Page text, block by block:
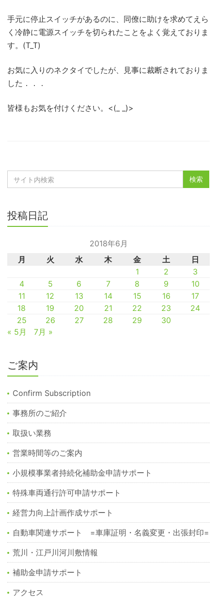
手元に停止スイッチがあるのに、同僚に助けを求めてえら
く冷静に電源スイッチを切られたことをよく覚えておりま
す。(T_T)
お気に入りのネクタイでしたが、見事に裁断されておりま
した．．．
皆様もお気を付けください。<(_ _)>
投稿日記
2018年6月
月
火 水 木 金 土
日
1
2
3
4
5 6 7 8 9
10
11
12 13 14 15 16
17
18
19 20 21 22 23
24
25
26 27 28 29
30
« 5月
7月 »
ご案内
Confirm Subscription
事務所のご紹介
取扱い業務
営業時間等のご案内
小規模事業者持続化補助金申請サポート
特殊車両通行許可申請サポート
経営力向上計画作成サポート
自動車関連サポート =車庫証明・名義変更・出張封印=
荒川・江戸川河川敷情報
補助金申請サポート
アクセス